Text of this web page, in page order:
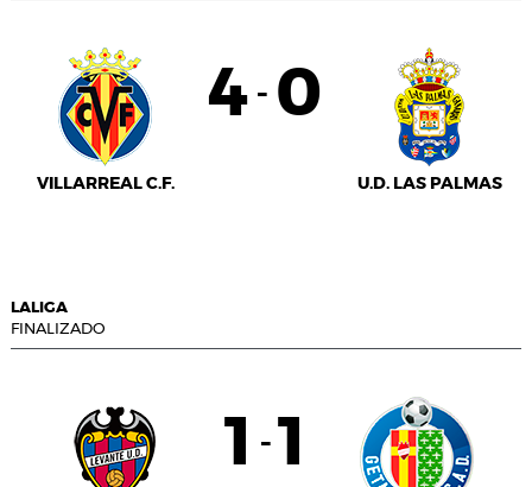
VILLARREAL C.F.
4 - 0
U.D. LAS PALMAS
LALIGA
FINALIZADO
1 - 1